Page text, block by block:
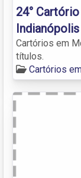
24°
Indianópolis
Cartórios em
títulos.
Cartórios